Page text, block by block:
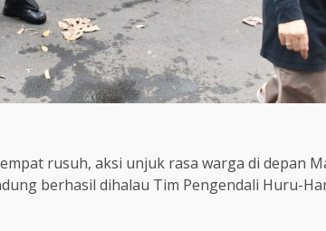
rusuh, aksi unjuk rasa warga di depan
berhasil dihalau Tim Pengendali Huru-